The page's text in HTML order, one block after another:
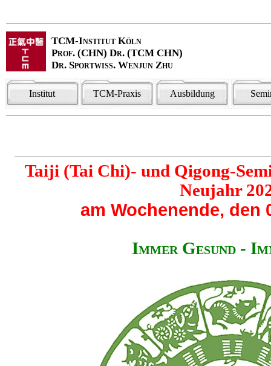
TCM-Institut Köln
Prof. (CHN) Dr. (TCM CHN)
Dr. Sportwiss. Wenjun Zhu
Institut TCM-Praxis Ausbildung
Taiji (Tai Chi)- und Qigong-
Neujahr
am Wochenende, den
Immer Gesund -